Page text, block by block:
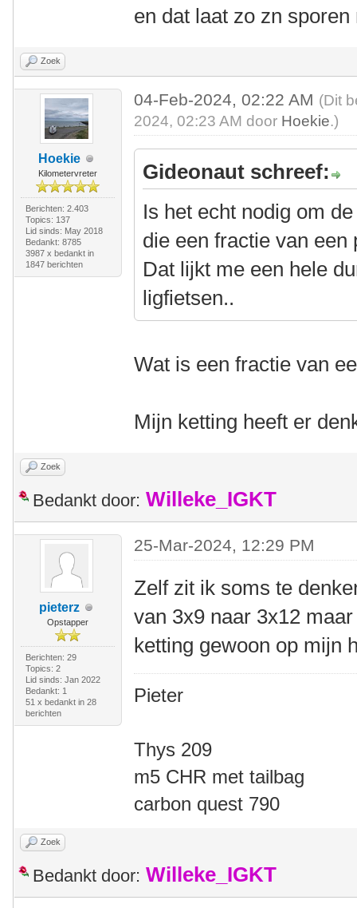
en dat laat zo zn sporen
Zoek
Hoekie
Kilometervreter
Berichten: 2.403
Topics: 137
Lid sinds: May 2018
Bedankt: 8785
3987 x bedankt in
1847 berichten
04-Feb-2024, 02:22 AM (Dit
2024, 02:23 AM door Hoekie.)
Gideonaut schreef:
Is het echt nodig om
die een fractie van
Dat lijkt me een hele
ligfietsen..
Wat is een fractie van
Mijn ketting heeft er
Zoek
Bedankt door: Willeke_IGKT
pieterz
Opstapper
Berichten: 29
Topics: 2
Lid sinds: Jan 2022
Bedankt: 1
51 x bedankt in 28
berichten
25-Mar-2024, 12:29 PM
Zelf zit ik soms te
van 3x9 naar 3x12
ketting gewoon op mijn
Pieter
Thys 209
m5 CHR met tailbag
carbon quest 790
Zoek
Bedankt door: Willeke_IGKT